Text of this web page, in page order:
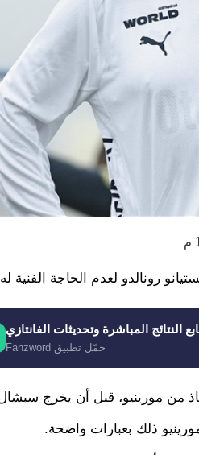
رونالدو لعدم الحاجة الفنية
النتائج المباشرة وتحديثات الفانتازي
حمّل تطبيق Fanzword
من مورينيو، قبل أن يخرج
ذلك بعبارات واضحة.